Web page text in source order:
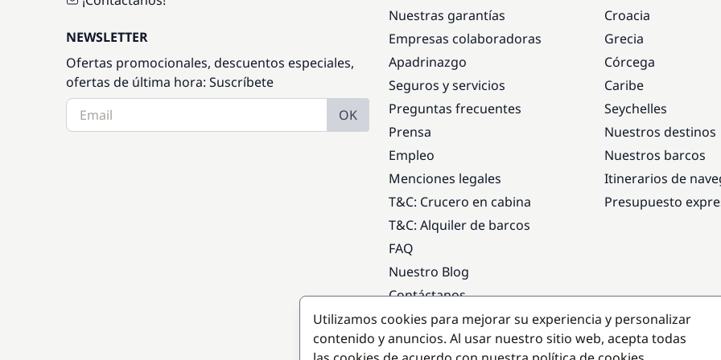
NEWSLETTER
Ofertas promocionales, descuentos especiales,
ofertas de última hora: Suscríbete
OK
Nuestras garantías
Empresas colaboradoras
Apadrinazgo
Seguros y servicios
Preguntas frecuentes
Prensa
Empleo
Menciones legales
T&C: Crucero en cabina
T&C: Alquiler de barcos
FAQ
Nuestro Blog
Contáctanos
Croacia
Grecia
Córcega
Caribe
Seychelles
Nuestros destinos
Nuestros barcos
Itinerarios de
Presupuesto
Destinos populares
Utilizamos cookies para mejorar su experiencia y personalizar
contenido y anuncios. Al usar nuestro sitio web, acepta todas